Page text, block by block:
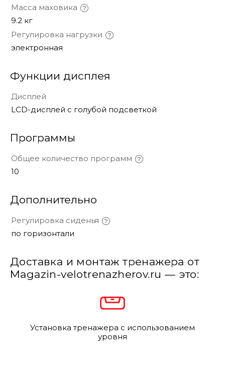
Масса маховика
9.2 кг
Регулировка нагрузки
электронная
Функции дисплея
Дисплей
LCD-дисплей с голубой подсветкой
Программы
Общее количество программ
10
Дополнительно
Регулировка сиденья
по горизонтали
Доставка и монтаж тренажера от
Magazin-velotrenazherov.ru — это:
Установка тренажера с использованием
уровня